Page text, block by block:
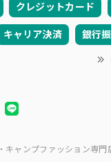
クレジットカード
キャリア決済 銀行
ャンプファッション専門